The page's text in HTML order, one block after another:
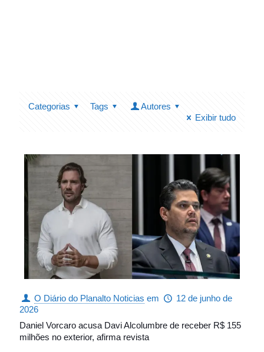
Categorias Tags
Autores
Exibir tudo
O Diário do Planalto Noticias em
12 de junho de
2026
Daniel Vorcaro acusa Davi Alcolumbre de receber R$ 155
milhões no exterior, afirma revista